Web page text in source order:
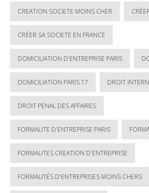
CREATION SOCIETE MOINS CHER
CRÉER SA SOCIETE EN FRANCE
DOMICILIATION D'ENTREPRISE PARIS
DOMICILIATION PARIS 17 DROIT
DROIT PENAL DES AFFAIRES
FORMALITE D'ENTREPRISE PARIS
FORMALITES CREATION D'ENTREPRISE
FORMALITÉS D'ENTREPRISES MOINS CHERS